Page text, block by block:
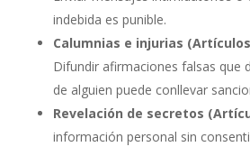
indebida es punible.
Calumnias e injurias (Artículos
Difundir afirmaciones falsas que
de alguien puede conllevar
Revelación de secretos
información personal sin